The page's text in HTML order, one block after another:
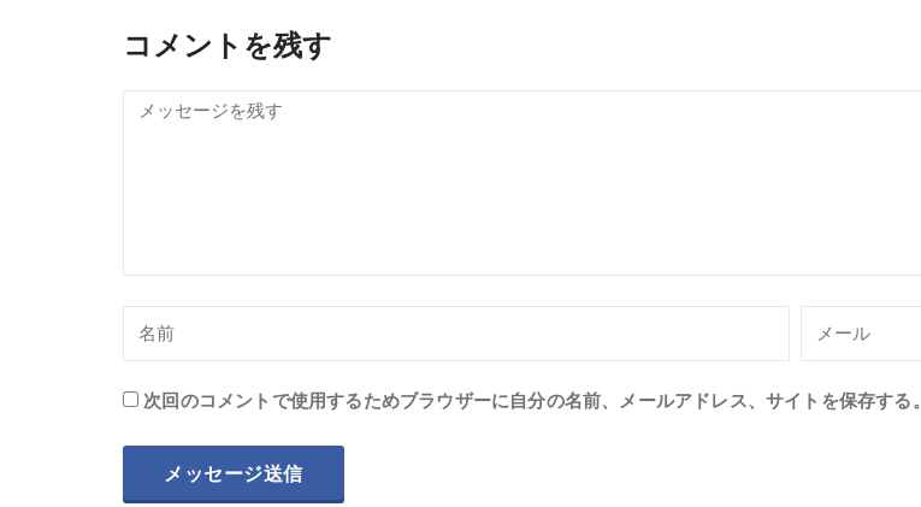
コメントを残す
次回のコメントで使用するためブラウザーに自分の名前、メールアドレス、サイトを保存する。